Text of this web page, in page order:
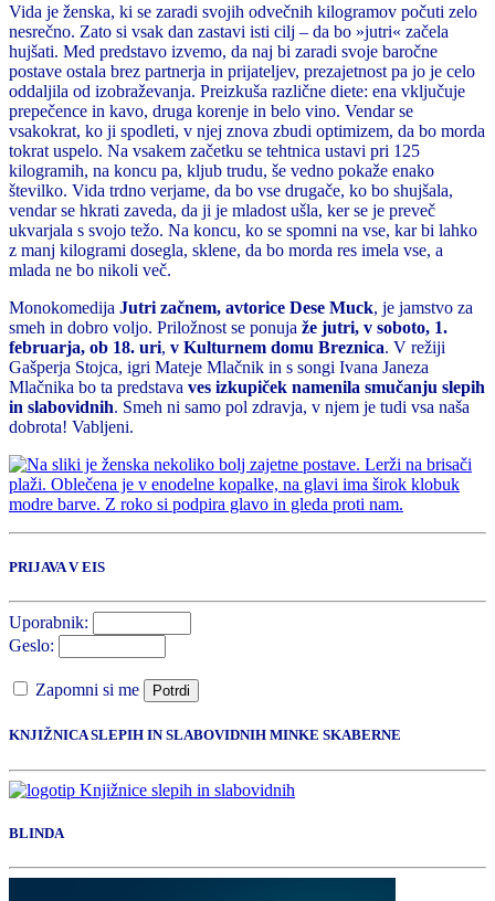
Vida je ženska, ki se zaradi svojih odvečnih kilogramov počuti zelo
nesrečno. Zato si vsak dan zastavi isti cilj – da bo »jutri« začela
hujšati. Med predstavo izvemo, da naj bi zaradi svoje baročne
postave ostala brez partnerja in prijateljev, prezajetnost pa jo je celo
oddaljila od izobraževanja. Preizkuša različne diete: ena vključuje
prepečence in kavo, druga korenje in belo vino. Vendar se
vsakokrat, ko ji spodleti, v njej znova zbudi optimizem, da bo morda
tokrat uspelo. Na vsakem začetku se tehtnica ustavi pri 125
kilogramih, na koncu pa, kljub trudu, še vedno pokaže enako
številko. Vida trdno verjame, da bo vse drugače, ko bo shujšala,
vendar se hkrati zaveda, da ji je mladost ušla, ker se je preveč
ukvarjala s svojo težo. Na koncu, ko se spomni na vse, kar bi lahko
z manj kilogrami dosegla, sklene, da bo morda res imela vse, a
mlada ne bo nikoli več.
Monokomedija Jutri začnem, avtorice Dese Muck, je jamstvo za
smeh in dobro voljo. Priložnost se ponuja že jutri, v soboto, 1.
februarja, ob 18. uri, v Kulturnem domu Breznica. V režiji
Gašperja Stojca, igri Mateje Mlačnik in s songi Ivana Janeza
Mlačnika bo ta predstava ves izkupiček namenila smučanju slepih
in slabovidnih. Smeh ni samo pol zdravja, v njem je tudi vsa naša
dobrota! Vabljeni.
PRIJAVA V EIS
Uporabnik:
Geslo:
Zapomni si me Potrdi
KNJIŽNICA SLEPIH IN SLABOVIDNIH MINKE SKABERNE
BLINDA